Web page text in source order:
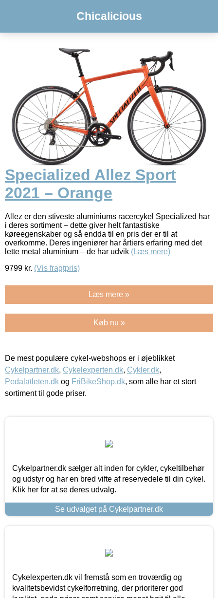
Chicalicious
Specialized Allez Sport
2021 – Orange
Allez er den stiveste aluminiums racercykel Specialized har
i deres sortiment – dette giver helt fantastiske
køreegenskaber og så endda til en pris der er til at
overkomme. Deres ingeniører har årtiers erfaring med det
lette metal aluminium – de har udvik (Læs mere)
9799 kr. (Vis fragtpris)
Læs mere »
Køb nu »
De mest populære cykel-webshops er i øjeblikket
Cykelpartner.dk, Cykelexperten.dk, Cykler.dk,
Pedalatleten.dk og FriBikeShop.dk, som alle har et stort
sortiment til gode priser.
Cykelpartner.dk sælger alt inden for cykler, cykeltilbehør
og udstyr og har en bred vifte af reservedele til din cykel.
Klik her for at se deres udvalg.
Se udvalget på Cykelpartner.dk
Cykelexperten.dk vil fremstå som en troværdig og
kvalitetsbevidst cykelforretning, der prioriterer god